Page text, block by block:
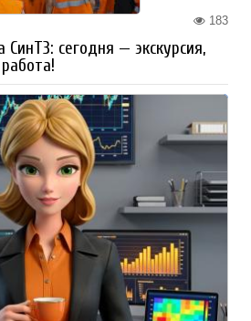
183
СинТЗ: сегодня — экскурсия,